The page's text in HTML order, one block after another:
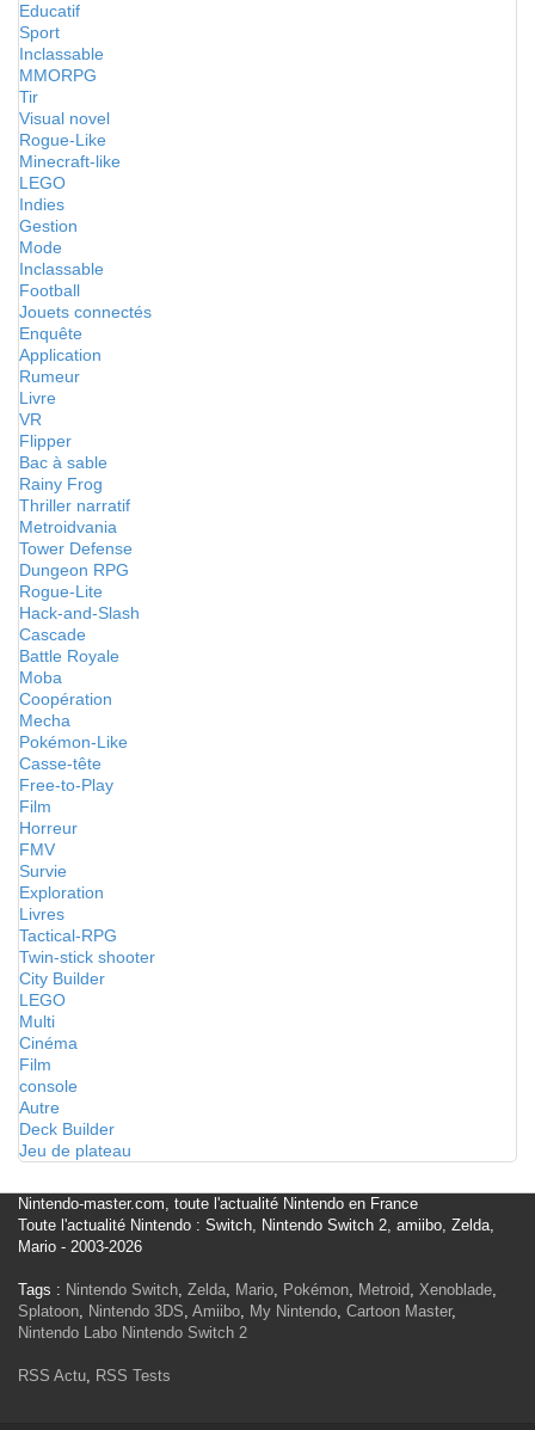
Educatif
Sport
Inclassable
MMORPG
Tir
Visual novel
Rogue-Like
Minecraft-like
LEGO
Indies
Gestion
Mode
Inclassable
Football
Jouets connectés
Enquête
Application
Rumeur
Livre
VR
Flipper
Bac à sable
Rainy Frog
Thriller narratif
Metroidvania
Tower Defense
Dungeon RPG
Rogue-Lite
Hack-and-Slash
Cascade
Battle Royale
Moba
Coopération
Mecha
Pokémon-Like
Casse-tête
Free-to-Play
Film
Horreur
FMV
Survie
Exploration
Livres
Tactical-RPG
Twin-stick shooter
City Builder
LEGO
Multi
Cinéma
Film
console
Autre
Deck Builder
Jeu de plateau
Nintendo-master.com, toute l'actualité Nintendo en France
Toute l'actualité Nintendo : Switch, Nintendo Switch 2, amiibo, Zelda,
Mario - 2003-2026
Tags : Nintendo Switch, Zelda, Mario, Pokémon, Metroid, Xenoblade,
Splatoon, Nintendo 3DS, Amiibo, My Nintendo, Cartoon Master,
Nintendo Labo Nintendo Switch 2
RSS Actu, RSS Tests